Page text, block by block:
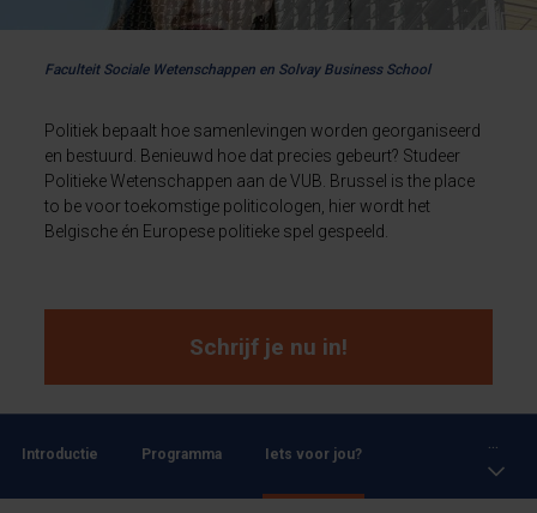
Faculteit Sociale Wetenschappen en Solvay Business School
Politiek bepaalt hoe samenlevingen worden georganiseerd
en bestuurd. Benieuwd hoe dat precies gebeurt? Studeer
Politieke Wetenschappen aan de VUB. Brussel is the place
to be voor toekomstige politicologen, hier wordt het
Belgische én Europese politieke spel gespeeld.
Schrijf je nu in!
Introductie Programma Iets voor jou?